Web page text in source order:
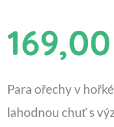
Para ořechy v
lahodnou chuť s